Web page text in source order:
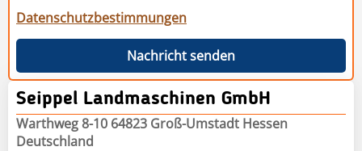
Datenschutzbestimmungen
Nachricht senden
Seippel Landmaschinen GmbH
Warthweg 8-10 64823 Groß-Umstadt Hessen
Deutschland